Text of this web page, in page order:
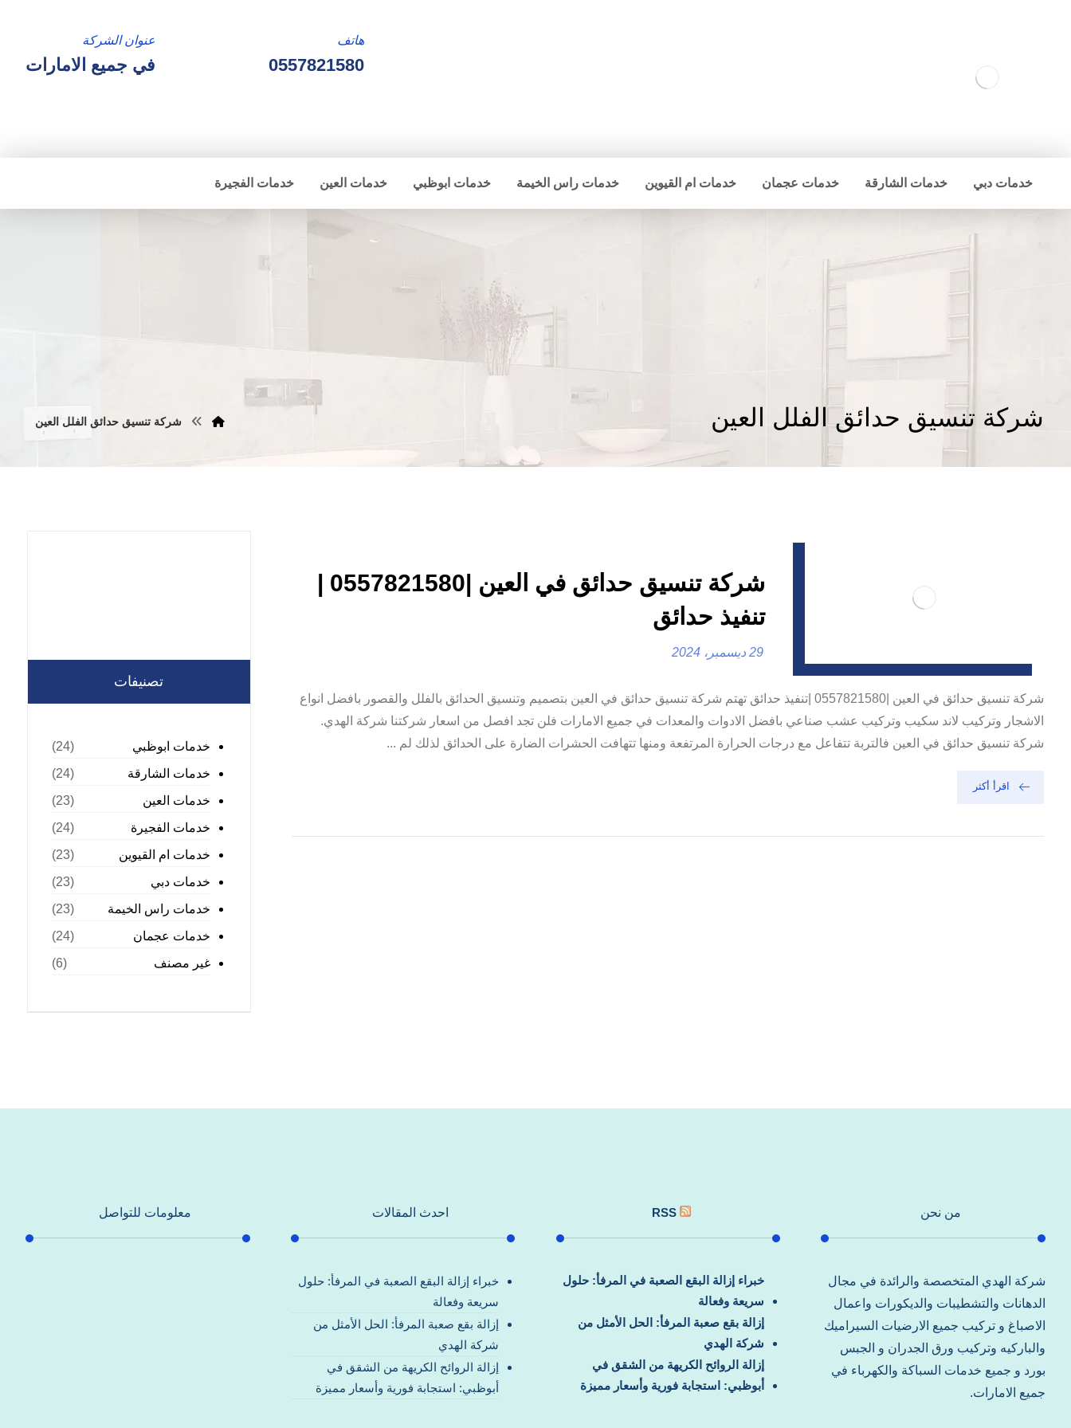
عنوان الشركة
في جميع الامارات
هاتف
0557821580
خدمات دبي خدمات الشارقة خدمات عجمان خدمات ام القيوين خدمات راس الخيمة خدمات ابوظبي خدمات العين خدمات الفجيرة
شركة تنسيق حدائق الفلل العين شركة تنسيق حدائق الفلل العين
شركة تنسيق حدائق في العين |0557821580 |
تنفيذ حدائق
29 ديسمبر، 2024
شركة تنسيق حدائق في العين |0557821580 |تنفيذ حدائق تهتم شركة تنسيق حدائق في العين بتصميم وتنسيق الحدائق بالفلل والقصور بافضل انواع
الاشجار وتركيب لاند سكيب وتركيب عشب صناعي بافضل الادوات والمعدات في جميع الامارات فلن تجد افصل من اسعار شركتنا شركة الهدي.
شركة تنسيق حدائق في العين فالتربة تتفاعل مع درجات الحرارة المرتفعة ومنها تتهافت الحشرات الضارة على الحدائق لذلك لم ...
اقرأ أكثر
تصنيفات
خدمات ابوظبي
(24)
خدمات الشارقة
(24)
خدمات العين
(23)
خدمات الفجيرة
(24)
خدمات ام القيوين
(23)
خدمات دبي
(23)
خدمات راس الخيمة
(23)
خدمات عجمان
(24)
غير مصنف
(6)
من نحن
شركة الهدي المتخصصة والرائدة في مجال
الدهانات والتشطيبات والديكورات واعمال
الاصباغ و تركيب جميع الارضيات السيراميك
والباركيه وتركيب ورق الجدران و الجبس
بورد و جميع خدمات السباكة والكهرباء في
جميع الامارات.
RSS
خبراء إزالة البقع الصعبة في المرفأ: حلول
سريعة وفعالة
إزالة بقع صعبة المرفأ: الحل الأمثل من
شركة الهدي
إزالة الروائح الكريهة من الشقق في
أبوظبي: استجابة فورية وأسعار مميزة
احدث المقالات
خبراء إزالة البقع الصعبة في المرفأ: حلول
سريعة وفعالة
إزالة بقع صعبة المرفأ: الحل الأمثل من
شركة الهدي
إزالة الروائح الكريهة من الشقق في
أبوظبي: استجابة فورية وأسعار مميزة
معلومات للتواصل